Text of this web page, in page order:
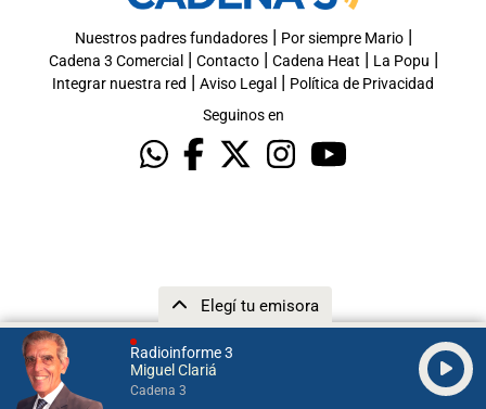
Radioinforme 3
Miguel Clariá
Cadena 3
Elegí tu emisora
Nuestros padres fundadores| Por siempre Mario|
Cadena 3 Comercial | Contacto| Cadena Heat | La Popu |
Integrar nuestra red | Aviso Legal | Política de Privacidad
Seguinos en